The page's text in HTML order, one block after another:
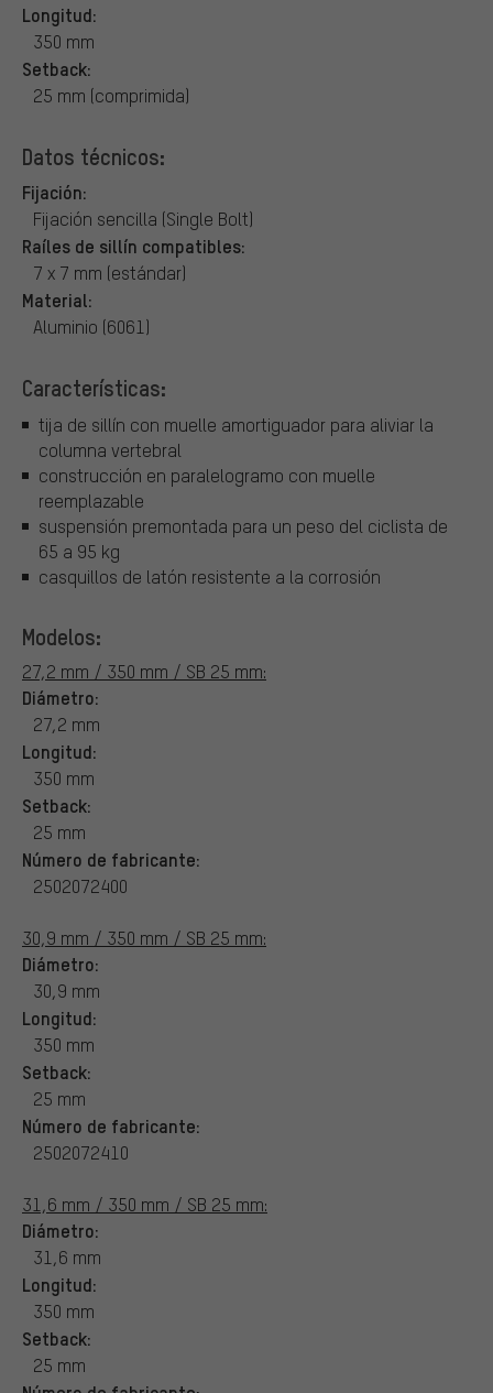
Longitud:
350 mm
Setback:
25 mm (comprimida)
Datos técnicos:
Fijación:
Fijación sencilla (Single Bolt)
Raíles de sillín compatibles:
7 x 7 mm (estándar)
Material:
Aluminio (6061)
Características:
tija de sillín con muelle amortiguador para aliviar la
columna vertebral
construcción en paralelogramo con muelle
reemplazable
suspensión premontada para un peso del ciclista de
65 a 95 kg
casquillos de latón resistente a la corrosión
Modelos:
27,2 mm / 350 mm / SB 25 mm:
Diámetro:
27,2 mm
Longitud:
350 mm
Setback:
25 mm
Número de fabricante:
2502072400
30,9 mm / 350 mm / SB 25 mm:
Diámetro:
30,9 mm
Longitud:
350 mm
Setback:
25 mm
Número de fabricante:
2502072410
31,6 mm / 350 mm / SB 25 mm:
Diámetro:
31,6 mm
Longitud:
350 mm
Setback:
25 mm